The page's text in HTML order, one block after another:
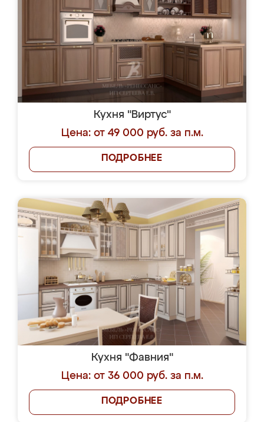
Кухня "Виртус"
Цена: от 49 000 руб. за п.м.
ПОДРОБНЕЕ
Кухня "Фавния"
Цена: от 36 000 руб. за п.м.
ПОДРОБНЕЕ